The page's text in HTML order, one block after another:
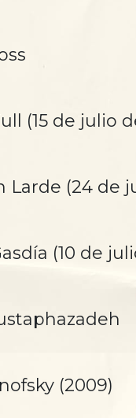
(15 de julio
Larde (24 de
(10 de
(2009)